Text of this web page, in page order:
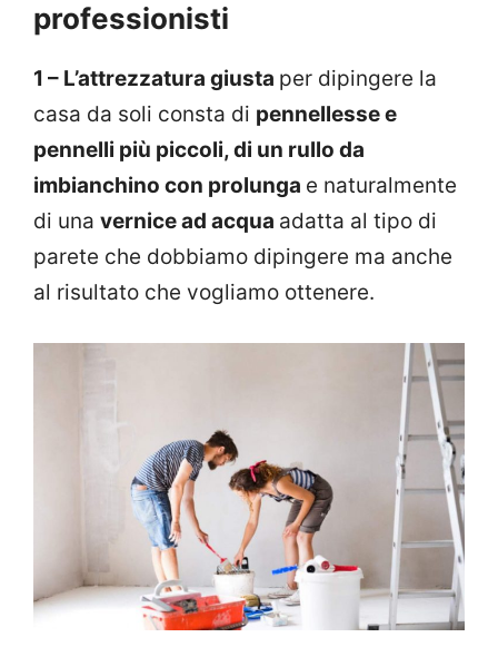
professionisti
1 – L’attrezzatura giusta per dipingere la
casa da soli consta di pennellesse e
pennelli più piccoli, di un rullo da
imbianchino con prolunga e naturalmente
di una vernice ad acqua adatta al tipo di
parete che dobbiamo dipingere ma anche
al risultato che vogliamo ottenere.